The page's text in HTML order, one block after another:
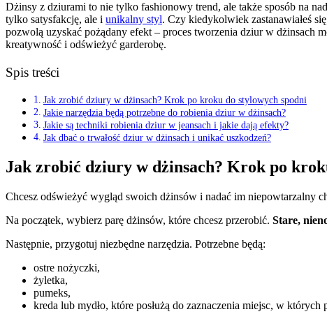
Dżinsy z dziurami to nie tylko fashionowy trend, ale także sposób na
tylko satysfakcję, ale i unikalny styl. Czy kiedykolwiek zastanawiałeś
pozwolą uzyskać pożądany efekt – proces tworzenia dziur w
kreatywność i odświeżyć garderobę.
Spis treści
Jak zrobić dziury w dżinsach? Krok po kroku do stylowych spodni
Jakie narzędzia będą potrzebne do robienia dziur w dżinsach?
Jakie są techniki robienia dziur w jeansach i jakie dają efekty?
Jak dbać o trwałość dziur w dżinsach i unikać uszkodzeń?
Jak zrobić dziury w dżinsach? Krok po
Chcesz odświeżyć wygląd swoich dżinsów i nadać im niepowtarzalny
Na początek, wybierz parę dżinsów, które chcesz przerobić. Stare,
Następnie, przygotuj niezbędne narzędzia. Potrzebne będą:
ostre nożyczki,
żyletka,
pumeks,
kreda lub mydło, które posłużą do zaznaczenia miejsc, w których